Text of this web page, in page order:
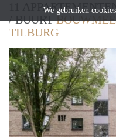
11
/ BUURT
TILBURG
We gebruiken cookies